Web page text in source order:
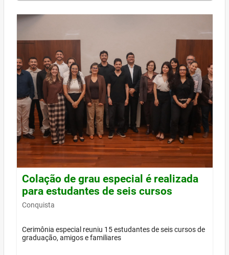
Colação de grau especial é realizada
para estudantes de seis cursos
Conquista
Cerimônia especial reuniu 15 estudantes de seis cursos de
graduação, amigos e familiares